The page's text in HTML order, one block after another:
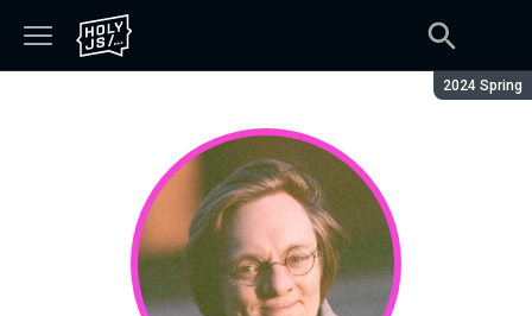
Сезон:
2024 Spring